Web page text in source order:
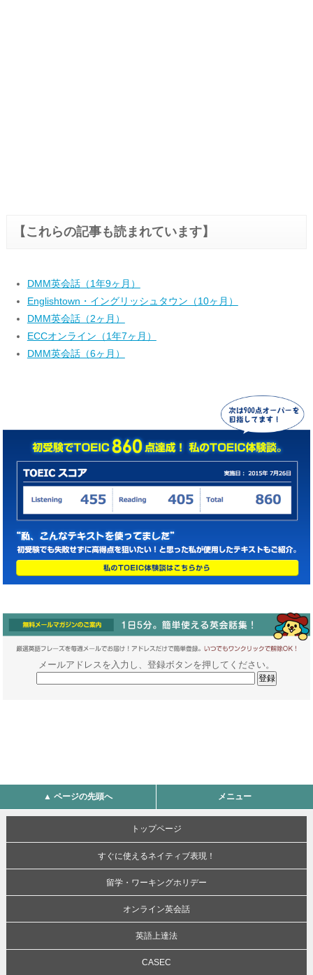
【これらの記事も読まれています】
DMM英会話（1年9ヶ月）
Englishtown・イングリッシュタウン（10ヶ月）
DMM英会話（2ヶ月）
ECCオンライン（1年7ヶ月）
DMM英会話（6ヶ月）
メールアドレスを入力し、登録ボタンを押してください。
▲ ページの先頭へ メニュー
トップページ
すぐに使えるネイティブ表現！
留学・ワーキングホリデー
オンライン英会話
英語上達法
CASEC